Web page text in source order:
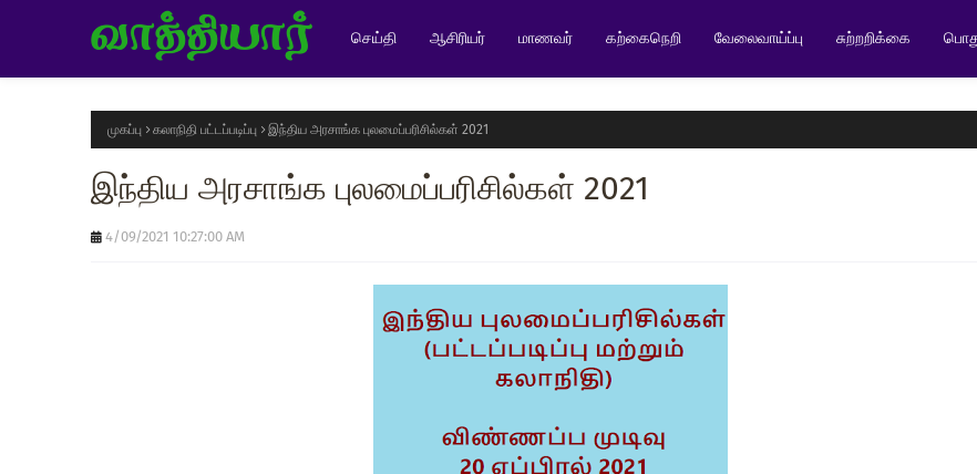
செய்தி ஆசிரியர் மாணவர் கற்கைநெறி வேலைவாய்ப்பு சுற்றறிக்கை
முகப்பு கலாநிதி பட்டப்படிப்பு இந்திய அரசாங்க புலமைப்பரிசில்கள் 2021
இந்திய அரசாங்க புலமைப்பரிசில்கள் 2021
4/09/2021 10:27:00 AM